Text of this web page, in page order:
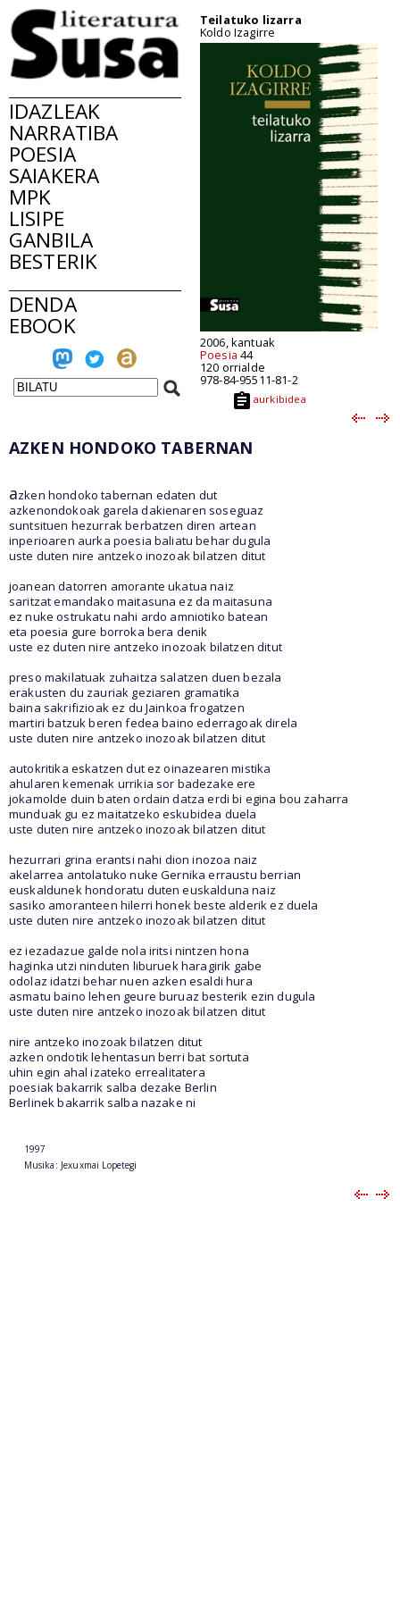
IDAZLEAK
NARRATIBA
POESIA
SAIAKERA
MPK
LISIPE
GANBILA
BESTERIK
DENDA
EBOOK
Teilatuko lizarra
Koldo Izagirre
2006, kantuak
Poesia 44
120 orrialde
978-84-95511-81-2
aurkibidea
AZKEN HONDOKO TABERNAN
azken hondoko tabernan edaten dut
azkenondokoak garela dakienaren soseguaz
suntsituen hezurrak berbatzen diren artean
inperioaren aurka poesia baliatu behar dugula
uste duten nire antzeko inozoak bilatzen ditut
joanean datorren amorante ukatua naiz
saritzat emandako maitasuna ez da maitasuna
ez nuke ostrukatu nahi ardo amniotiko batean
eta poesia gure borroka bera denik
uste ez duten nire antzeko inozoak bilatzen ditut
preso makilatuak zuhaitza salatzen duen bezala
erakusten du zauriak geziaren gramatika
baina sakrifizioak ez du Jainkoa frogatzen
martiri batzuk beren fedea baino ederragoak direla
uste duten nire antzeko inozoak bilatzen ditut
autokritika eskatzen dut ez oinazearen mistika
ahularen kemenak urrikia sor badezake ere
jokamolde duin baten ordain datza erdi bi egina bou zaharra
munduak gu ez maitatzeko eskubidea duela
uste duten nire antzeko inozoak bilatzen ditut
hezurrari grina erantsi nahi dion inozoa naiz
akelarrea antolatuko nuke Gernika erraustu berrian
euskaldunek hondoratu duten euskalduna naiz
sasiko amoranteen hilerri honek beste alderik ez duela
uste duten nire antzeko inozoak bilatzen ditut
ez iezadazue galde nola iritsi nintzen hona
haginka utzi ninduten liburuek haragirik gabe
odolaz idatzi behar nuen azken esaldi hura
asmatu baino lehen geure buruaz besterik ezin dugula
uste duten nire antzeko inozoak bilatzen ditut
nire antzeko inozoak bilatzen ditut
azken ondotik lehentasun berri bat sortuta
uhin egin ahal izateko errealitatera
poesiak bakarrik salba dezake Berlin
Berlinek bakarrik salba nazake ni
1997
Musika: Jexuxmai Lopetegi